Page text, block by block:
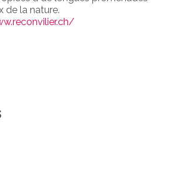
de la nature.